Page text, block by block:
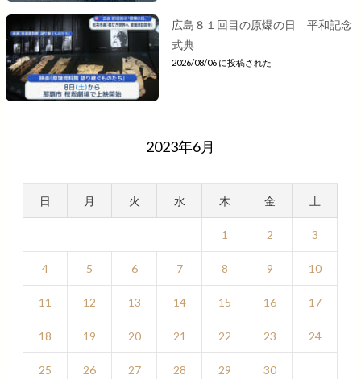
広島８１回目の原爆の日 平和記念
式典
2026/08/06 に投稿された
2023年6月
日 月 火 水 木 金 土
1 2 3
4 5 6 7 8 9 10
11 12 13 14 15 16 17
18 19 20 21 22 23 24
25 26 27 28 29
30